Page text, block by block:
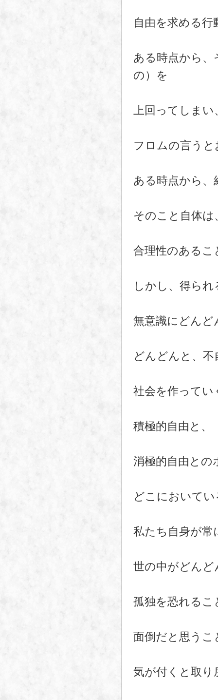
自由を求める
ある時点から
の）を
上回ってしま
フロムの言う
ある時点から
そのこと自体
合理性のある
しかし、得ら
無意識にどん
どんどんと、
社会を作って
積極的自由と、
消極的自由との
どこにおいて
私たち自身が常
世の中がどん
孤独を恐れるこ
面倒だと思うこ
気が付くと取